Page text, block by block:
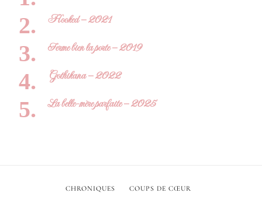
Hooked – 2021
Ferme bien la porte – 2019
Gothikana – 2022
La belle-mère parfaite – 2025
CHRONIQUES
COUPS DE CŒUR